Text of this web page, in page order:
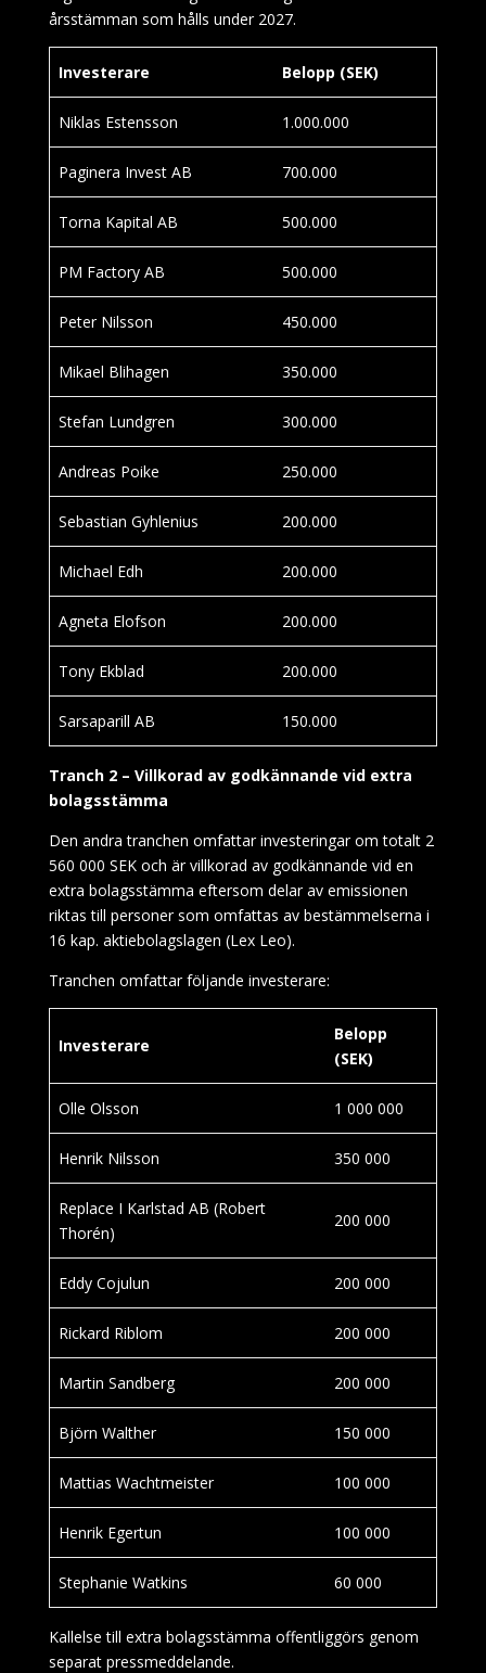
årsstämman som hålls under 2027.
Investerare Belopp (SEK)
Niklas Estensson 1.000.000
Paginera Invest AB 700.000
Torna Kapital AB 500.000
PM Factory AB 500.000
Peter Nilsson 450.000
Mikael Blihagen 350.000
Stefan Lundgren 300.000
Andreas Poike 250.000
Sebastian Gyhlenius 200.000
Michael Edh 200.000
Agneta Elofson 200.000
Tony Ekblad 200.000
Sarsaparill AB 150.000
Tranch 2 – Villkorad av godkännande vid extra
bolagsstämma
Den andra tranchen omfattar investeringar om totalt 2
560 000 SEK och är villkorad av godkännande vid en
extra bolagsstämma eftersom delar av emissionen
riktas till personer som omfattas av bestämmelserna i
16 kap. aktiebolagslagen (Lex Leo).
Tranchen omfattar följande investerare:
Investerare
Belopp
(SEK)
Olle Olsson 1 000 000
Henrik Nilsson 350 000
Replace I Karlstad AB (Robert
Thorén)
200 000
Eddy Cojulun 200 000
Rickard Riblom 200 000
Martin Sandberg 200 000
Björn Walther 150 000
Mattias Wachtmeister 100 000
Henrik Egertun 100 000
Stephanie Watkins 60 000
Kallelse till extra bolagsstämma offentliggörs genom
separat pressmeddelande.